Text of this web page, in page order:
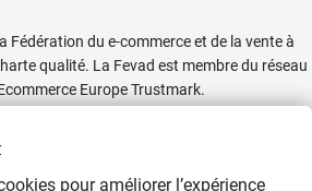
Fédération du e-commerce et de la vente à
qualité. La Fevad est membre du réseau
Europe Trustmark.
pour améliorer l’expérience